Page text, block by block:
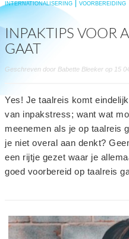
INTERNATIONALISERING VOORBEREIDING
INPAKTIPS VOOR
GAAT
Geschreven door Babette Bleeker op 15
Yes! Je taalreis komt
van inpakstress; want wat
meenemen als je op taalreis
je niet overal aan denkt?
een rijtje gezet waar je
goed voorbereid op taalreis
read
more